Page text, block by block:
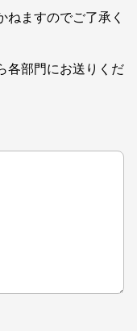
ますのでご了承く
各部門にお送りくだ